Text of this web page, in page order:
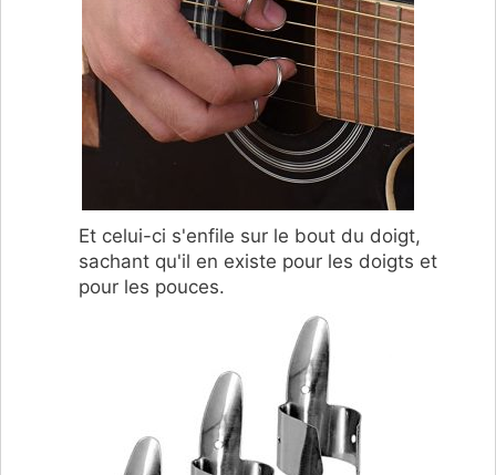
Et celui-ci s'enfile sur le bout du doigt,
sachant qu'il en existe pour les doigts et
pour les pouces.